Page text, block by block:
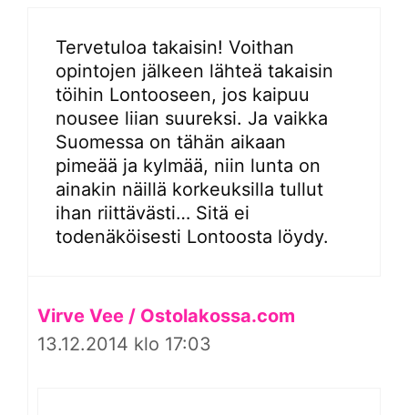
Tervetuloa takaisin! Voithan
opintojen jälkeen lähteä takaisin
töihin Lontooseen, jos kaipuu
nousee liian suureksi. Ja vaikka
Suomessa on tähän aikaan
pimeää ja kylmää, niin lunta on
ainakin näillä korkeuksilla tullut
ihan riittävästi… Sitä ei
todenäköisesti Lontoosta löydy.
Virve Vee / Ostolakossa.com
13.12.2014 klo 17:03